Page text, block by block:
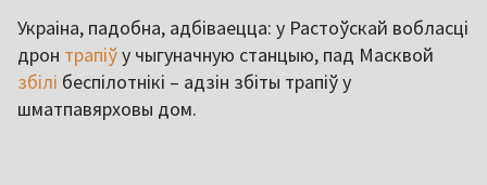
Украіна, падобна, адбіваецца: у Растоўскай вобласці
дрон трапіўу чыгуначную станцыю, пад Масквой
збілі беспілотнікі – адзін збіты трапіў у
шматпавярховы дом.